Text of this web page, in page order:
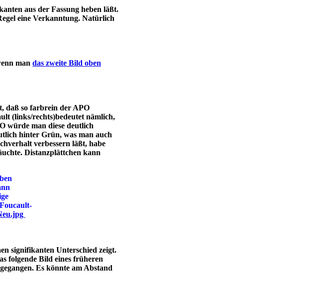
aus der Fassung heben läßt.
eine Verkanntung. Natürlich
man das zweite Bild oben
daß so farbrein der APO
(links/rechts)bedeutet nämlich,
würde man diese deutlich
hinter Grün, was man auch
verbessern läßt, habe
Distanzplättchen kann
signifikanten Unterschied zeigt.
folgende Bild eines früheren
Es könnte am Abstand